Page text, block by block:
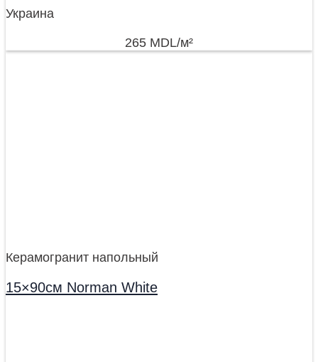
Украина
265 MDL/м²
Керамогранит напольный
15×90см Norman White